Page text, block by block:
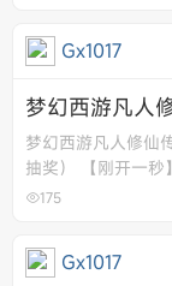
Gx1017
梦幻西游凡人
梦幻西游凡人修仙
抽奖） 【刚开一秒
175
Gx1017